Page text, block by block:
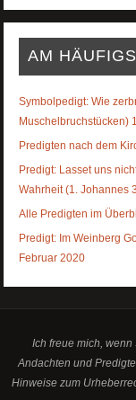
AM
Symbolpedigt: Wie
Muschelbruchstücken)
Predigten nach dem
Predigt: Lasset uns
Wahrheit (1. Johannes
Alle Predigten im
Predigt: Im Weinberg
Februar 2020
Ich freue mich,
Andachten und
Hinweise zum